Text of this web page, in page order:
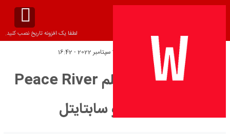
لطفا یک افزونه تاریخ نصب کنید.
تاریخ انتشار:
دانلود زیرنویس فیلم Peace River